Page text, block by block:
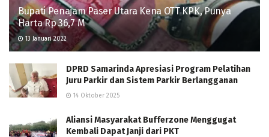
Bupati Penajam Paser Utara Kena OTT KPK, Punya
Harta Rp 36,7 M
13 Januari 2022
DPRD Samarinda Apresiasi Program Pelatihan
Juru Parkir dan Sistem Parkir Berlangganan
14 Oktober 2025
Aliansi Masyarakat Bufferzone Menggugat
Kembali Dapat Janji dari PKT